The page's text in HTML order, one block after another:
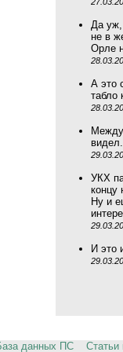
Да уж,
не в
Орле
А это
табло
Между
УКХ
концу
Ну и
И это
данных ПС Статьи